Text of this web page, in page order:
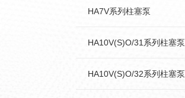
HA7V系列柱塞泵
HA10V(S)O/31系列柱塞泵
HA10V(S)O/32系列柱塞泵